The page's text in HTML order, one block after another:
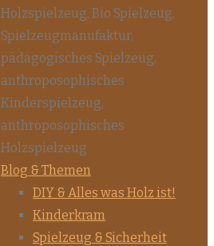
Blog & Themen
DIY & Alles was Holz ist!
Kinderkram
Spielzeug & Sicherheit